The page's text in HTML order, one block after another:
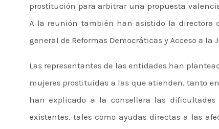
prostitución para arbitrar una propuesta
A la reunión también han asistido la directora
general de Reformas Democráticas y Acceso a la
Las representantes de las entidades han
mujeres prostituidas a las que atienden, tanto
han explicado a la consellera las
existentes, tales como ayudas directas a las